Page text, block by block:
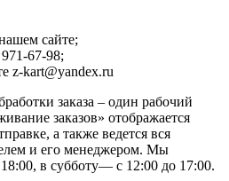
сайте;
67-98;
z-kart@yandex.ru
заказа – один рабочий
заказов» отображается
а также ведется вся
и его менеджером. Мы
в субботу— с 12:00 до 17:00.